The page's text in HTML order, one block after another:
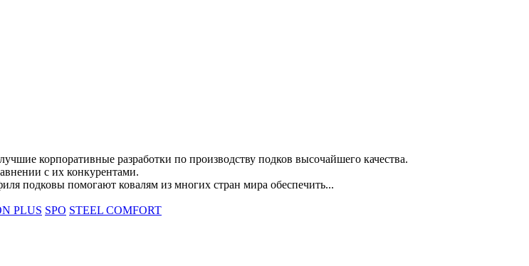
корпоративные разработки по производству подков высочайшего качества.
с их конкурентами.
подковы помогают ковалям из многих стран мира обеспечить...
PLUS SPO STEEL COMFORT